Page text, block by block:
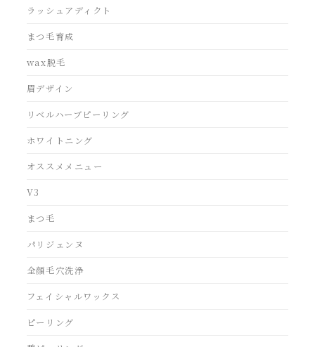
ラッシュアディクト
まつ毛育成
wax脱毛
眉デザイン
リベルハーブピーリング
ホワイトニング
オススメメニュー
V3
まつ毛
パリジェンヌ
全顔毛穴洗浄
フェイシャルワックス
ピーリング